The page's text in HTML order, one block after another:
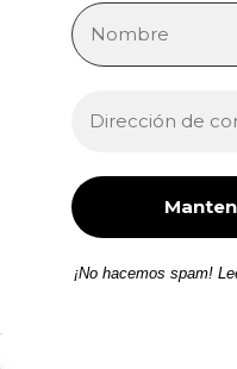
¡No hacemos spam!